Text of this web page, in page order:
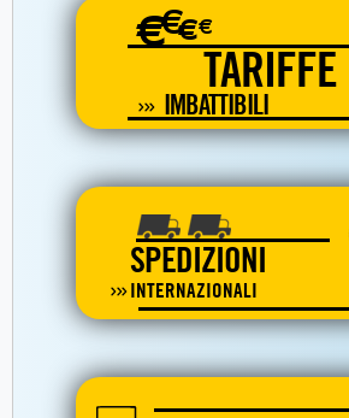
€€€€
TARIFFE
IMBATTIBILI
SPEDIZIONI
INTERNAZIONALI